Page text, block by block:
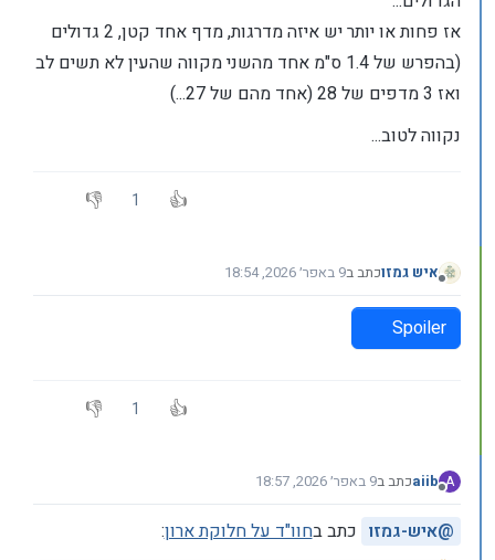
אז פחות או יותר יש איזה מדרגות, מדף אחד קטן, 2 גדולים
(בהפרש של 1.4 ס"מ אחד מהשני מקווה שהעין לא תשים לב
ואז 3 מדפים של 28 (אחד מהם של 27...)
נקווה לטוב...
1
מנותק
איש גמזוכתב ב9 באפר׳ 2026, 18:54
נערך לאחרונה על ידי
Spoiler
1
A
מנותק
aiibכתב ב9 באפר׳ 2026, 18:57
נערך לאחרונה על ידי
@איש-גמזו כתב בחוו"ד על חלוקת ארון: